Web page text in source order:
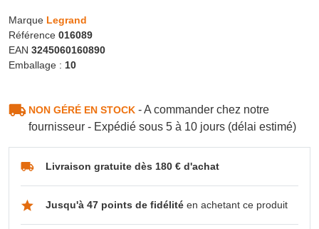
Marque Legrand
Référence 016089
EAN 3245060160890
Emballage : 10
NON GÉRÉ EN STOCK- A commander chez notre
fournisseur - Expédié sous 5 à 10 jours (délai estimé)
Livraison gratuite dès 180 € d'achat
Jusqu'à 47 points de fidélitéen achetant ce produit